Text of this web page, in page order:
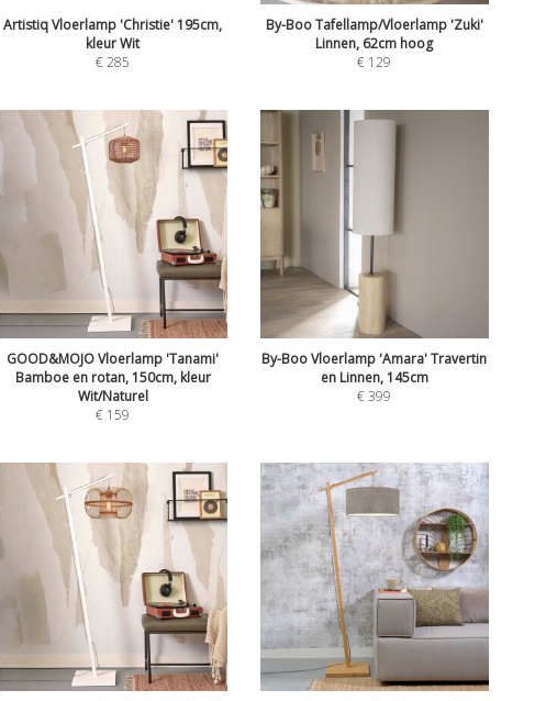
Artistiq Vloerlamp 'Christie' 195cm,
kleur Wit
€285
By-Boo Tafellamp/Vloerlamp 'Zuki'
Linnen, 62cm hoog
€ 129
GOOD&MOJO Vloerlamp 'Tanami'
Bamboe en rotan, 150cm, kleur
Wit/Naturel
€ 159
By-Boo Vloerlamp 'Amara' Travertin
en Linnen, 145cm
€399